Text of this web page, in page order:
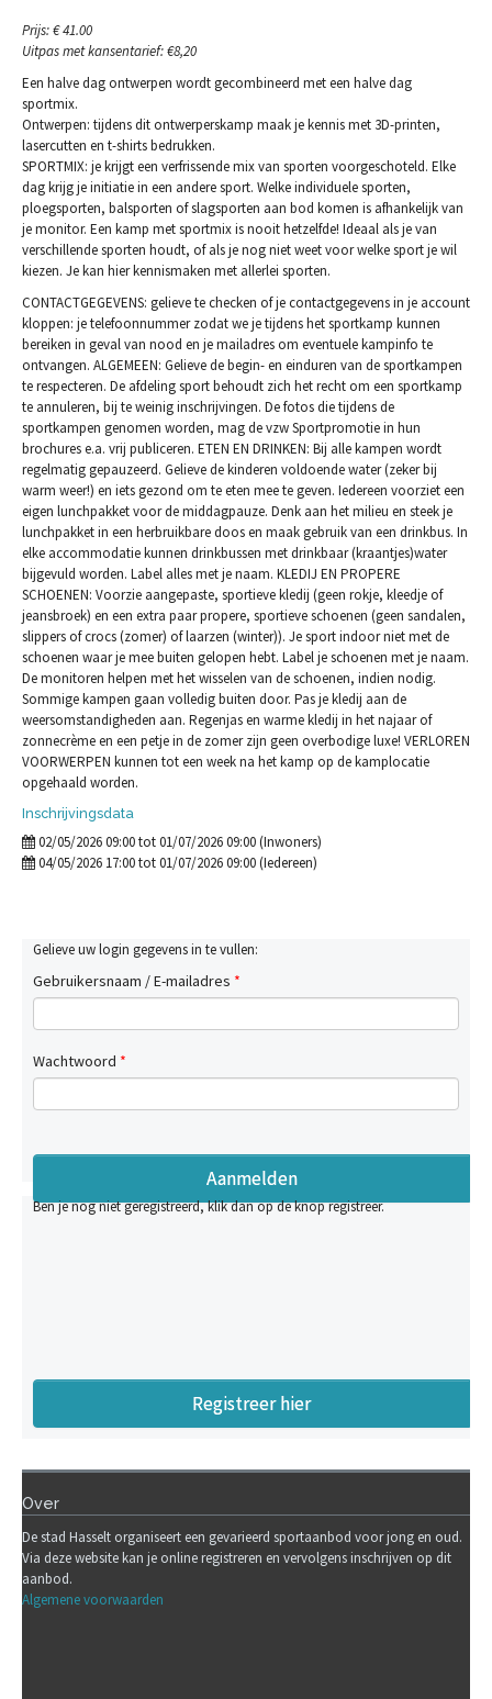
Prijs: € 41.00
Uitpas met kansentarief: €8,20
Een halve dag ontwerpen wordt gecombineerd met een halve dag
sportmix.
Ontwerpen: tijdens dit ontwerperskamp maak je kennis met 3D-printen,
lasercutten en t-shirts bedrukken.
SPORTMIX: je krijgt een verfrissende mix van sporten voorgeschoteld. Elke
dag krijg je initiatie in een andere sport. Welke individuele sporten,
ploegsporten, balsporten of slagsporten aan bod komen is afhankelijk van
je monitor. Een kamp met sportmix is nooit hetzelfde! Ideaal als je van
verschillende sporten houdt, of als je nog niet weet voor welke sport je wil
kiezen. Je kan hier kennismaken met allerlei sporten.
CONTACTGEGEVENS: gelieve te checken of je contactgegevens in je account
kloppen: je telefoonnummer zodat we je tijdens het sportkamp kunnen
bereiken in geval van nood en je mailadres om eventuele kampinfo te
ontvangen. ALGEMEEN: Gelieve de begin- en einduren van de sportkampen
te respecteren. De afdeling sport behoudt zich het recht om een sportkamp
te annuleren, bij te weinig inschrijvingen. De fotos die tijdens de
sportkampen genomen worden, mag de vzw Sportpromotie in hun
brochures e.a. vrij publiceren. ETEN EN DRINKEN: Bij alle kampen wordt
regelmatig gepauzeerd. Gelieve de kinderen voldoende water (zeker bij
warm weer!) en iets gezond om te eten mee te geven. Iedereen voorziet een
eigen lunchpakket voor de middagpauze. Denk aan het milieu en steek je
lunchpakket in een herbruikbare doos en maak gebruik van een drinkbus. In
elke accommodatie kunnen drinkbussen met drinkbaar (kraantjes)water
bijgevuld worden. Label alles met je naam. KLEDIJ EN PROPERE
SCHOENEN: Voorzie aangepaste, sportieve kledij (geen rokje, kleedje of
jeansbroek) en een extra paar propere, sportieve schoenen (geen sandalen,
slippers of crocs (zomer) of laarzen (winter)). Je sport indoor niet met de
schoenen waar je mee buiten gelopen hebt. Label je schoenen met je naam.
De monitoren helpen met het wisselen van de schoenen, indien nodig.
Sommige kampen gaan volledig buiten door. Pas je kledij aan de
weersomstandigheden aan. Regenjas en warme kledij in het najaar of
zonnecrème en een petje in de zomer zijn geen overbodige luxe! VERLOREN
VOORWERPEN kunnen tot een week na het kamp op de kamplocatie
opgehaald worden.
Inschrijvingsdata
02/05/2026 09:00 tot 01/07/2026 09:00 (Inwoners)
04/05/2026 17:00 tot 01/07/2026 09:00 (Iedereen)
Gelieve uw login gegevens in te vullen:
Gebruikersnaam / E-mailadres *
Wachtwoord *
Ben je nog niet geregistreerd, klik dan op de knop registreer.
Registreer hier
Over
De stad Hasselt organiseert een gevarieerd sportaanbod voor jong en oud.
Via deze website kan je online registreren en vervolgens inschrijven op dit
aanbod.
Algemene voorwaarden